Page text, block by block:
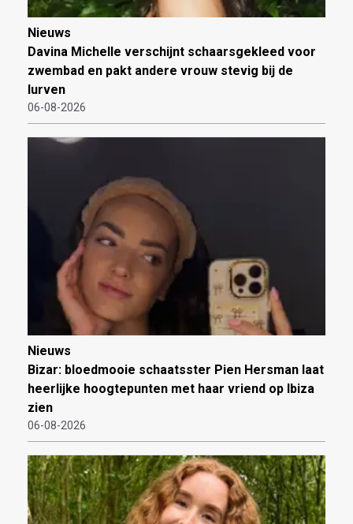
Nieuws
Davina Michelle verschijnt schaarsgekleed voor
zwembad en pakt andere vrouw stevig bij de
lurven
06-08-2026
Nieuws
Bizar: bloedmooie schaatsster Pien Hersman laat
heerlijke hoogtepunten met haar vriend op Ibiza
zien
06-08-2026